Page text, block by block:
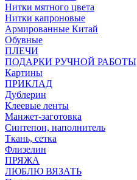
Нитки мятного цвета
Нитки капроновые
Армированные Китай
Обувные
ПЛЕЧИ
ПОДАРКИ РУЧНОЙ РАБОТЫ
Картины
ПРИКЛАД
Дублерин
Клеевые ленты
Манжет-заготовка
Синтепон, наполнитель
Ткань, сетка
Флизелин
ПРЯЖА
ЛЮБЛЮ ВЯЗАТЬ